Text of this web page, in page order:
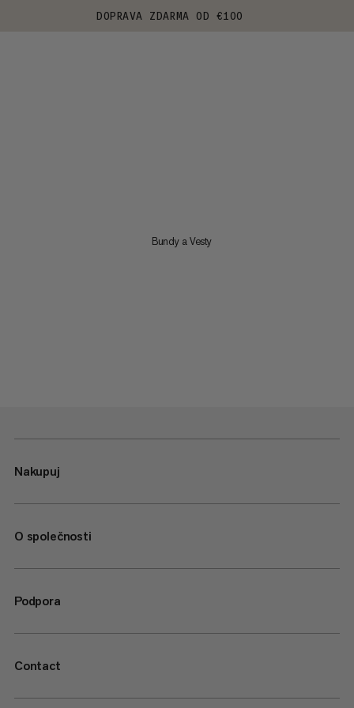
DOPRAVA ZDARMA OD €100
Bundy a Vesty
Nakupuj
O společnosti
Podpora
Contact